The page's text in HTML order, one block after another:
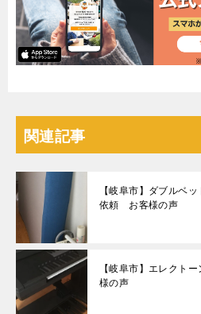
関連記事
【岐阜市】ダブルベ
依頼 お客様の声
【岐阜市】エレクト
様の声